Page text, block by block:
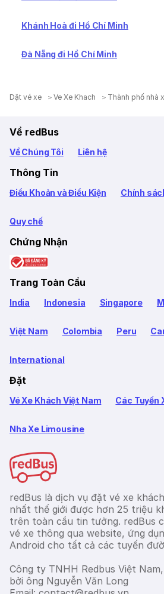
Khánh Hoà đi Hồ Chí Minh
Đà Nẵng đi Hồ Chí Minh
Dặt vé xe Ve Xe Khach Thành phố nhà
Về redBus
Về Chúng Tôi Liên hệ
Thông Tin
Điều Khoản và Điều Kiện Chính
Quy chế
Chứng Nhận
Trang Toàn Cầu
India Indonesia Singapore
Việt Nam Colombia Peru
International
Đặt
Vé Xe Khách Việt Nam Các Tuyến
Nha Xe Limousine
redBus là dịch vụ đặt vé xe
nhất thế giới được hơn 25 triệu
trên toàn cầu tin tưởng. redBus
vé xe thông qua website, ứng
Android cho tất cả các tuyến
Công ty TNHH Redbus Việt
bởi ông Nguyễn Văn Long